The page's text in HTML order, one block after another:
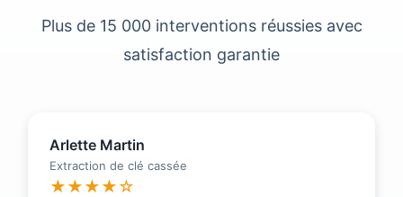
Plus de 15 000 interventions réussies avec
satisfaction garantie
Arlette Martin
Extraction de clé cassée
★★★★☆